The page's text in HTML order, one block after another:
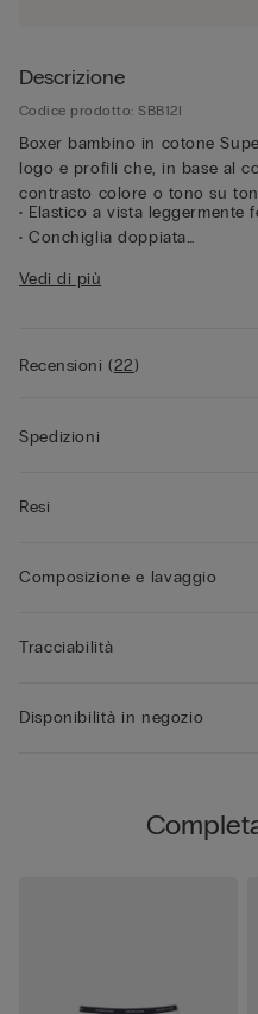
Descrizione
Codice prodotto: SBB12I
Boxer bambino in cotone
logo e profili che, in base al
contrasto colore o tono su
• Elastico a vista leggermente
• Conchiglia doppiata
• Aderisce morbidamente al
Vedi di più
Recensioni(22)
Spedizioni
Resi
Composizione e lavaggio
Tracciabilità
Disponibilità in negozio